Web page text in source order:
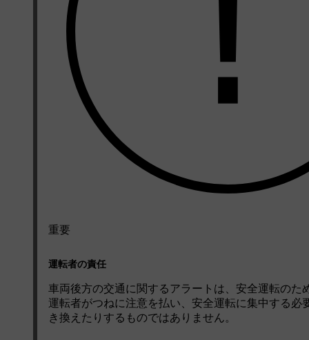
重要
運転者の責任
車両後方の交通に関するアラートは、安全運転のた
運転者がつねに注意を払い、安全運転に集中する必
き換えたりするものではありません。